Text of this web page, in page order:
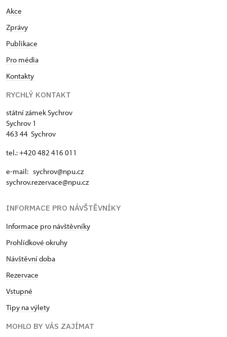
Akce
Zprávy
Publikace
Pro média
Kontakty
RYCHLÝ KONTAKT
státní zámek Sychrov
Sychrov 1
463 44 Sychrov
tel.: +420 482 416 011
e-mail: sychrov@npu.cz
sychrov.rezervace@npu.cz
INFORMACE PRO NÁVŠTĚVNÍKY
Informace pro návštěvníky
Prohlídkové okruhy
Návštěvní doba
Rezervace
Vstupné
Tipy na výlety
MOHLO BY VÁS ZAJÍMAT